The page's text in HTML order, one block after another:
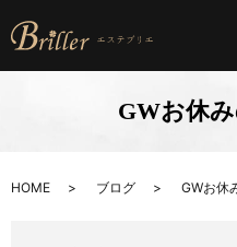
GWお休
HOME ブログ GWお休